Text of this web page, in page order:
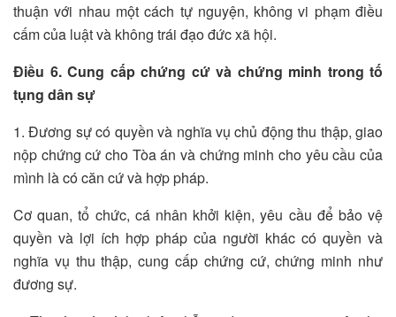
thuận với nhau một cách tự nguyện, không vi phạm điều
cấm của luật và không trái đạo đức xã hội.
Điều 6. Cung cấp chứng cứ và chứng minh trong tố
tụng dân sự
1. Đương sự có quyền và nghĩa vụ chủ động thu thập, giao
nộp chứng cứ cho Tòa án và chứng minh cho yêu cầu của
mình là có căn cứ và hợp pháp.
Cơ quan, tổ chức, cá nhân khởi kiện, yêu cầu để bảo vệ
quyền và lợi ích hợp pháp của người khác có quyền và
nghĩa vụ thu thập, cung cấp chứng cứ, chứng minh như
đương sự.